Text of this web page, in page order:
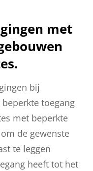
met
bij
toegang
met beperkte
de gewenste
te leggen
heeft tot het